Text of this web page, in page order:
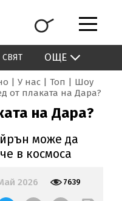
СВЯТ ОЩЕ
У нас Топ
Шоу
от плаката на Дара?
на Дара?
може да
в космоса
2026 7639